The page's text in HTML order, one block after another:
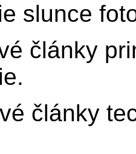
slunce
články
články